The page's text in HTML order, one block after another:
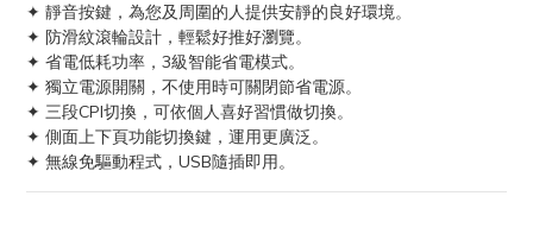
✦ 靜音按鍵，為您及周圍的人提供安靜的良好環境。
✦ 防滑紋滾輪設計，輕鬆好推好瀏覽。
✦ 省電低耗功率，3級智能省電模式。
✦ 獨立電源開關，不使用時可關閉節省電源。
✦ 三段CPI切換，可依個人喜好習慣做切換。
✦ 側面上下頁功能切換鍵，運用更廣泛。
✦ 無線免驅動程式，USB隨插即用。